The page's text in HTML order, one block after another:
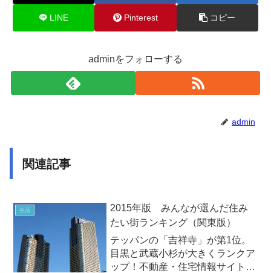
LINE Pinterest コピー
adminをフォローする
admin
関連記事
生活
2015年版 みんなが選んだ住み
たい街ランキング（関東版）
テッパンの「吉祥寺」が第1位。
目黒と武蔵小杉が大きくランクア
ップ！不動産・住宅情報サイト